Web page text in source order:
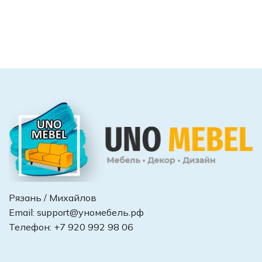
Рязань / Михайлов
Email: support@уномебель.рф
Телефон: +7 920 992 98 06